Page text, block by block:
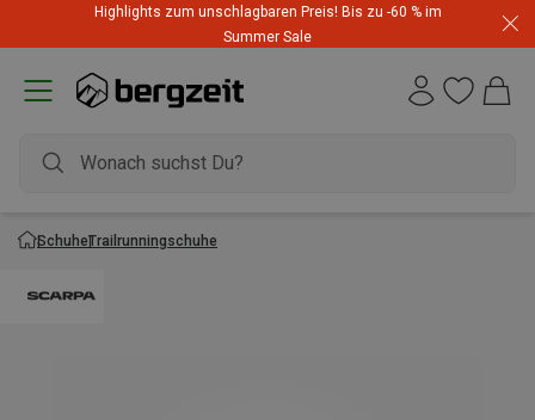
Highlights zum unschlagbaren Preis! Bis zu -60 % im
Summer Sale
SchuheTrailrunningschuhe